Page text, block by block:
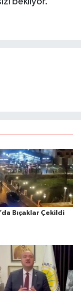
Bıçaklar Çekildi